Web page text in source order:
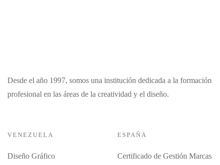
Desde el año 1997, somos una institución dedicada a la formación
profesional en las áreas de la creatividad y el diseño.
VENEZUELA
Diseño Gráfico
ESPAÑA
Certificado de Gestión Marcas